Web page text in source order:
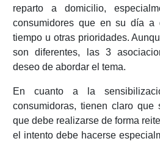
reparto a domicilio,
consumidores que en su día a
tiempo u otras prioridades.
son diferentes, las 3
deseo de abordar el tema.
En cuanto a la
consumidoras, tienen claro
que debe realizarse de forma
el intento debe hacerse